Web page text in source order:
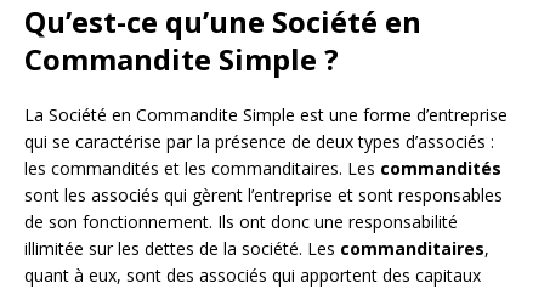
Qu’est-ce qu’une Société en
Commandite Simple ?
La Société en Commandite Simple est une forme d’entreprise
qui se caractérise par la présence de deux types d’associés :
les commandités et les commanditaires. Les commandités
sont les associés qui gèrent l’entreprise et sont responsables
de son fonctionnement. Ils ont donc une responsabilité
illimitée sur les dettes de la société. Les commanditaires,
quant à eux, sont des associés qui apportent des capitaux